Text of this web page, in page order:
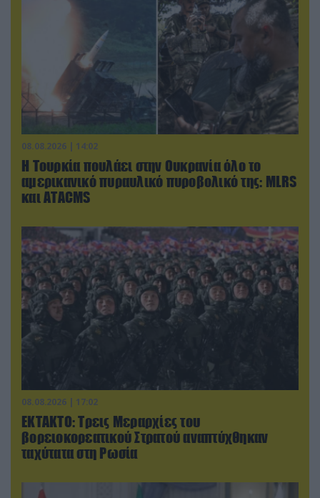
08.08.2026 | 14:02
Η Τουρκία πουλάει στην Ουκρανία όλο το
αμερικανικό πυραυλικό πυροβολικό της: MLRS
και ΑΤΑCMS
08.08.2026 | 17:02
ΕΚΤΑΚΤΟ: Τρεις Μεραρχίες του
βορειοκορεατικού Στρατού αναπτύχθηκαν
ταχύτατα στη Ρωσία